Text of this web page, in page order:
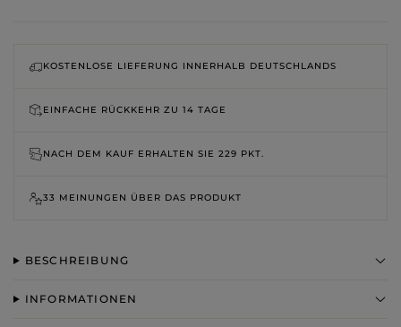
KOSTENLOSE LIEFERUNG INNERHALB DEUTSCHLANDS
EINFACHE RÜCKKEHR ZU 14 TAGE
NACH DEM KAUF ERHALTEN SIE 229 PKT.
33 MEINUNGEN ÜBER DAS PRODUKT
BESCHREIBUNG
INFORMATIONEN